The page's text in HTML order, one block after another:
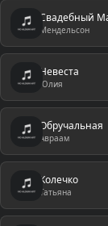
Свадебный
Мендельсон
Невеста
Юлия
Обручальная
Авраам
Колечко
Татьяна